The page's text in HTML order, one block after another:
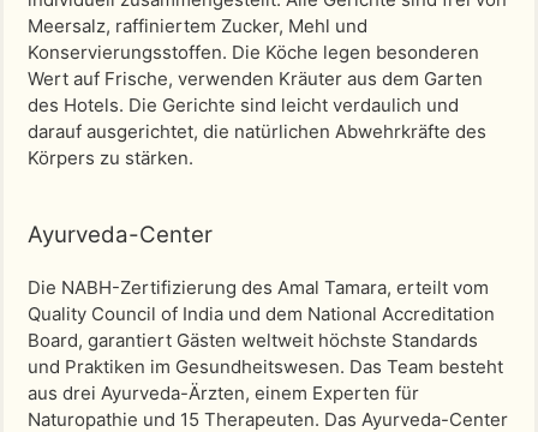
Meersalz, raffiniertem Zucker, Mehl und
Konservierungsstoffen. Die Köche legen besonderen
Wert auf Frische, verwenden Kräuter aus dem Garten
des Hotels. Die Gerichte sind leicht verdaulich und
darauf ausgerichtet, die natürlichen Abwehrkräfte des
Körpers zu stärken.
Ayurveda-Center
Die NABH-Zertifizierung des Amal Tamara, erteilt vom
Quality Council of India und dem National Accreditation
Board, garantiert Gästen weltweit höchste Standards
und Praktiken im Gesundheitswesen. Das Team besteht
aus drei Ayurveda-Ärzten, einem Experten für
Naturopathie und 15 Therapeuten. Das Ayurveda-Center